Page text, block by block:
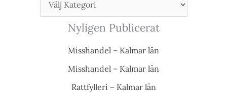
Nyligen Publicerat
Misshandel – Kalmar län
Misshandel – Kalmar län
Rattfylleri – Kalmar län